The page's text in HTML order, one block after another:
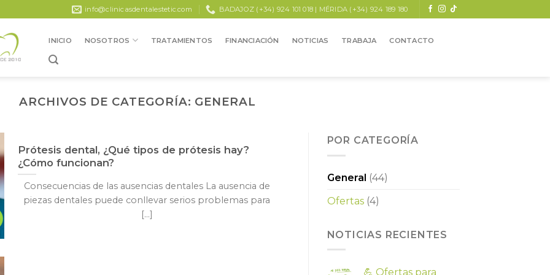
info@clinicasdentalestetic.com BADAJOZ (+34) 924 101 018 | MÉRIDA (+34) 924 189 180
INICIO NOSOTROS TRATAMIENTOS FINANCIACIÓN NOTICIAS TRABAJA CONTACTO
ARCHIVOS DE CATEGORÍA: GENERAL
Prótesis dental, ¿Qué tipos de prótesis hay?
¿Cómo funcionan?
Consecuencias de las ausencias dentales La ausencia de
piezas dentales puede conllevar serios problemas para
[...]
POR CATEGORÍA
General (44)
Ofertas(4)
NOTICIAS RECIENTES
💪 Ofertas para